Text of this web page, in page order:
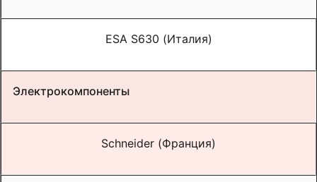
ESA S630 (Италия)
Электрокомпоненты
Schneider (Франция)